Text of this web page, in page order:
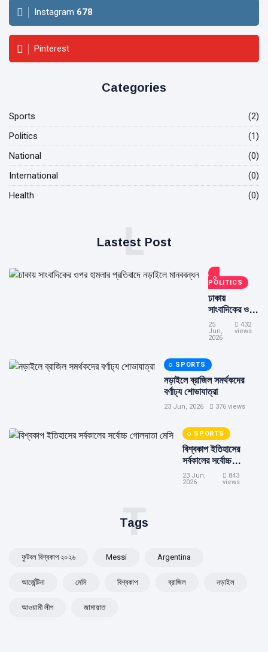
Instagram 678
Pinterest
Categories
Sports
(2)
Politics
(1)
National
(0)
International
(0)
Health
(0)
Lastest Post
L
POLITICS
ঢাকায়
সাংবাদিকের ওপর
হামলার প্রতিবাদে
নড়াইলে
25
Jun,
2026
432
views
SPORTS
নড়াইলে ব্রাজিল সমর্থকদের
বর্ণাঢ্য শোভাযাত্রা
23 Jun, 2026 376 views
SPORTS
বিশ্বকাপ ইতিহাসের
সর্বকালের সর্বোচ্চ
গোলদাতা মেসি
23 Jun,
2026
843
views
Tags
T
ফুটবল বিশ্বকাপ ২০২৬ Messi Argentina
আর্জেন্টিনা মেসি বিশ্বকাপ ব্রাজিল নড়াইল
আওয়ামী লীগ জামায়াত